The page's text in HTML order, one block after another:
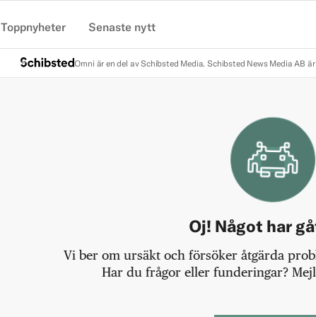
Toppnyheter Senaste nytt
Omni är en del av Schibsted Media. Schibsted News Media AB
Oj! Något har
Vi ber om ursäkt och försöker åtgärda
Har du frågor eller funderingar?